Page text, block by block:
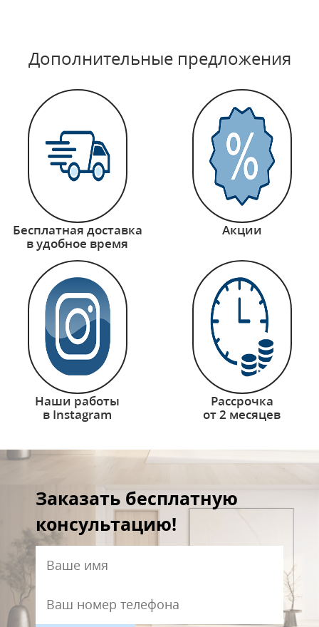
Дополнительные предложения
Бесплатная доставка
в удобное время
Акции
Наши работы
в Instagram
Рассрочка
от 2 месяцев
Заказать бесплатную
консультацию!